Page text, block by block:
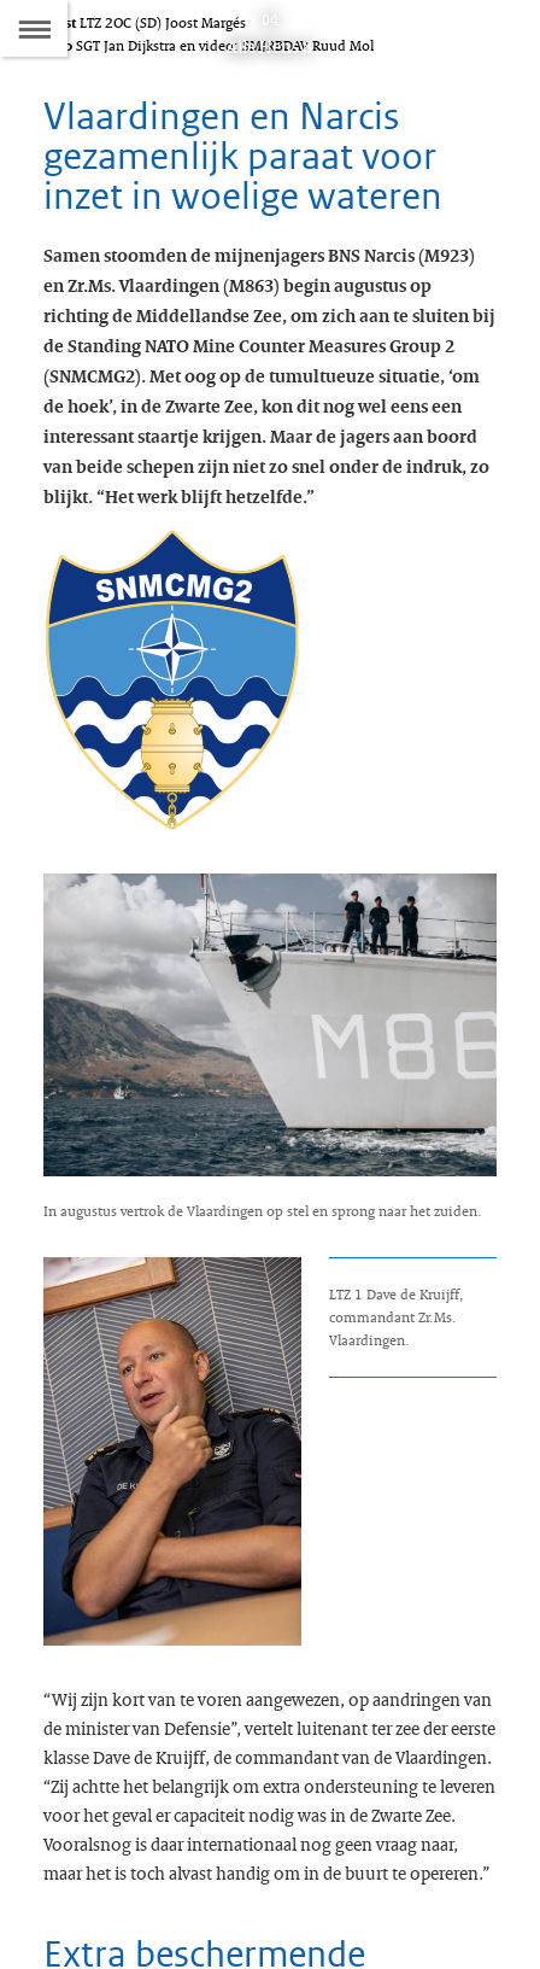
04
Dit
bij:
Alle Hens 8
TekstLTZ 2OC (SD) Joost Margés
FotoSGT Jan Dijkstra en video: SMJRBDAV Ruud Mol
Vlaardingen en Narcis
gezamenlijk paraat voor
inzet in woelige wateren
Samen stoomden de mijnenjagers BNS Narcis (M923)
en Zr.Ms. Vlaardingen (M863) begin augustus op
richting de Middellandse Zee, om zich aan te sluiten bij
de Standing NATO Mine Counter Measures Group 2
(SNMCMG2). Met oog op de tumultueuze situatie, ‘om
de hoek’, in de Zwarte Zee, kon dit nog wel eens een
interessant staartje krijgen. Maar de jagers aan boord
van beide schepen zijn niet zo snel onder de indruk, zo
blijkt. “Het werk blijft hetzelfde.”
In augustus vertrok de Vlaardingen op stel en sprong naar het zuiden.
LTZ 1 Dave de Kruijff,
commandant Zr.Ms.
Vlaardingen.
“Wij zijn kort van te voren aangewezen, op aandringen van
de minister van Defensie”, vertelt luitenant ter zee der eerste
klasse Dave de Kruijff, de commandant van de Vlaardingen.
“Zij achtte het belangrijk om extra ondersteuning te leveren
voor het geval er capaciteit nodig was in de Zwarte Zee.
Vooralsnog is daar internationaal nog geen vraag naar,
maar het is toch alvast handig om in de buurt te opereren.”
Extra beschermende
Naar
de
Inhoudsopgave